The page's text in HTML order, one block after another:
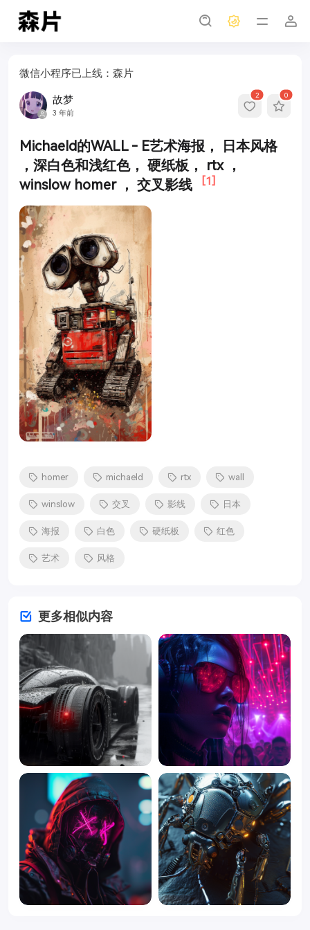
微信小程序已上线：森片
故梦
3 年前
2 0
Michaeld的WALL - E艺术海报， 日本风格
，深白色和浅红色， 硬纸板， rtx ，
winslow homer ， 交叉影线
[1]
homer michaeld rtx wall
winslow 交叉 影线 日本
海报 白色 硬纸板 红色
艺术 风格
更多相似内容